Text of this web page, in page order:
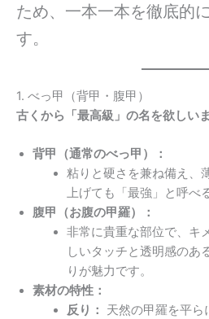
ため、一本一本を徹底的
す。
1. べっ甲（背甲・腹甲）
古くから「最高級」の名を欲しい
背甲（通常のべっ甲）：
粘りと硬さを兼ね備え、
上げても「最強」と呼べ
腹甲（お腹の甲羅）：
非常に貴重な部位で、キ
しいタッチと透明感のあ
りが魅力です。
素材の特性：
反り：
天然の甲羅を平ら